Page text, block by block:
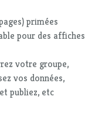
primées
pour des affiches
votre groupe,
vos données,
publiez, etc